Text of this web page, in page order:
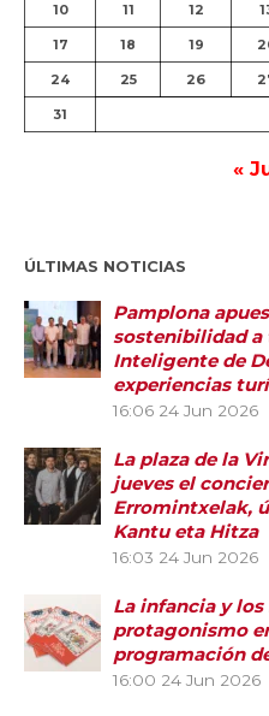
10 11 12
17 18 19
24 25 26
31
«
ÚLTIMAS NOTICIAS
Pamplona
sostenibilidad a
Inteligente de
experiencias
16:06 24 Jun 2026
La plaza de la
jueves el
Erromintxelak,
Kantu eta Hitza
16:03 24 Jun 2026
La infancia y
protagonismo
programación
16:00 24 Jun 2026